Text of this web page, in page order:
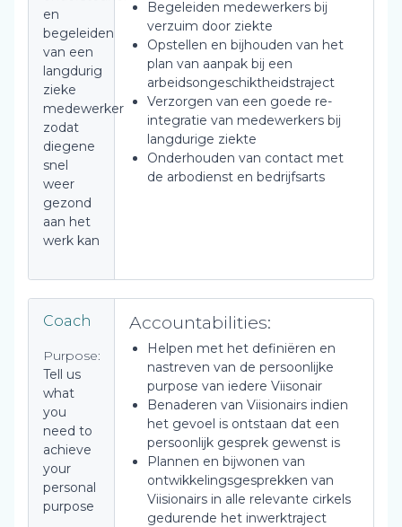
en
begeleiden
van een
langdurig
zieke
medewerker
zodat
diegene
snel
weer
gezond
aan het
werk kan
Begeleiden medewerkers bij
verzuim door ziekte
Opstellen en bijhouden van het
plan van aanpak bij een
arbeidsongeschiktheidstraject
Verzorgen van een goede re-
integratie van medewerkers bij
langdurige ziekte
Onderhouden van contact met
de arbodienst en bedrijfsarts
Coach
Purpose:
Tell us
what
you
need to
achieve
your
personal
purpose
Accountabilities:
Helpen met het definiëren en
nastreven van de persoonlijke
purpose van iedere Viisonair
Benaderen van Viisionairs indien
het gevoel is ontstaan dat een
persoonlijk gesprek gewenst is
Plannen en bijwonen van
ontwikkelingsgesprekken van
Viisionairs in alle relevante cirkels
gedurende het inwerktraject